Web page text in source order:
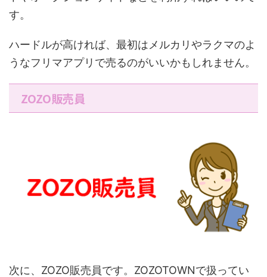
す。
ハードルが高ければ、最初はメルカリやラクマのよ
うなフリマアプリで売るのがいいかもしれません。
ZOZO販売員
次に、ZOZO販売員です。ZOZOTOWNで扱ってい